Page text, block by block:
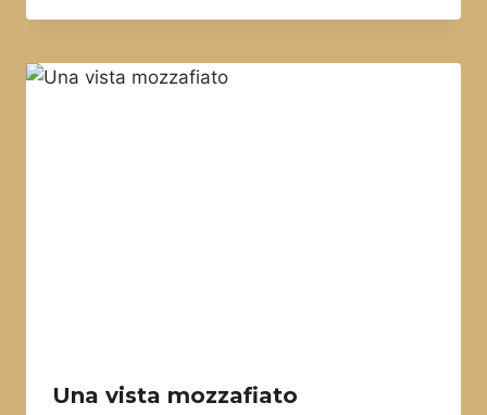
Una vista mozzafiato